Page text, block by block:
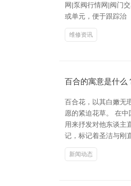
网|泵阀行情网|阀门
或单元，便于跟踪治
维修资讯
百合的寓意是什么
百合花，以其白嫩无
愿的紧迫花草。 在
用来抒发对他东谈主
记，标记着圣洁与刚
新闻动态